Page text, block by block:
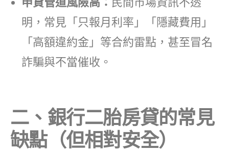
明，常見「只報月利率」「隱藏費用」
「高額違約金」等合約雷點，甚至冒名
詐騙與不當催收。
二、銀行二胎房貸的常見
缺點（但相對安全）